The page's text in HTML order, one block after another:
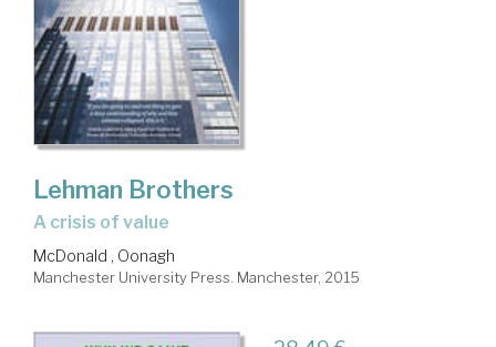
Lehman Brothers
a crisis of value
McDonald , Oonagh
Manchester University Press. Manchester, 2015